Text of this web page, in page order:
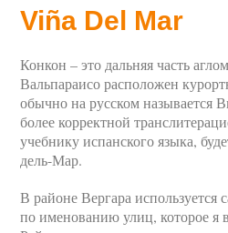
Viña Del Mar
Конкон – это дальняя часть
Вальпараисо расположен
обычно на русском называется
более корректной
учебнику испанского языка,
дель-Мар.
В районе Вергара используется
по именованию улиц, которое я